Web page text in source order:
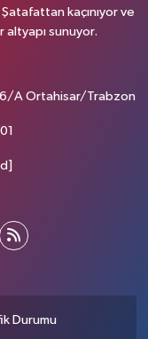
kaçınıyor ve
sunuyor.
A Ortahisar/Trabzon
Durumu